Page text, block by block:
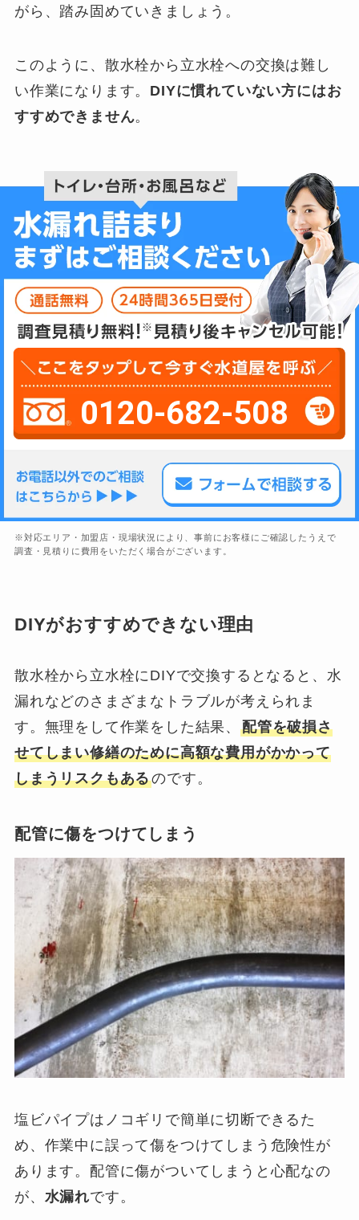
がら、踏み固めていきましょう。
このように、散水栓から立水栓への交換は難し
い作業になります。 DIYに慣れていない方にはお
すすめできません。
0120-682-508
※対応エリア・加盟店・現場状況により、事前にお客様にご確認したうえで
調査・見積りに費用をいただく場合がございます。
DIYがおすすめできない理由
散水栓から立水栓にDIYで交換するとなると、水
漏れなどのさまざまなトラブルが考えられま
す。無理をして作業をした結果、配管を破損さ
せてしまい修繕のために高額な費用がかかって
しまうリスクもあるのです。
配管に傷をつけてしまう
塩ビパイプはノコギリで簡単に切断できるた
め、作業中に誤って傷をつけてしまう危険性が
あります。配管に傷がついてしまうと心配なの
が、 水漏れです。